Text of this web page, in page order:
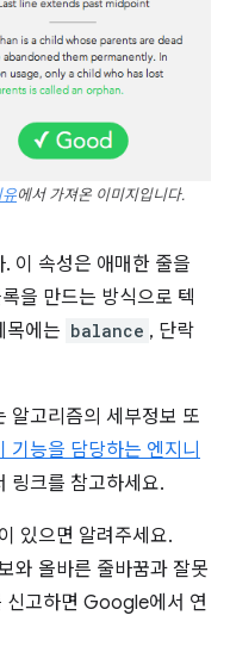
에서 가져온 이미지입니다.
. 이 속성은 애매한 줄을
을 만드는 방식으로 텍
목에는 balance , 단락
알고리즘의 세부정보 또
기능을 담당하는 엔지니
링크를 참고하세요.
있으면 알려주세요.
와 올바른 줄바꿈과 잘못
신고하면 Google에서 연